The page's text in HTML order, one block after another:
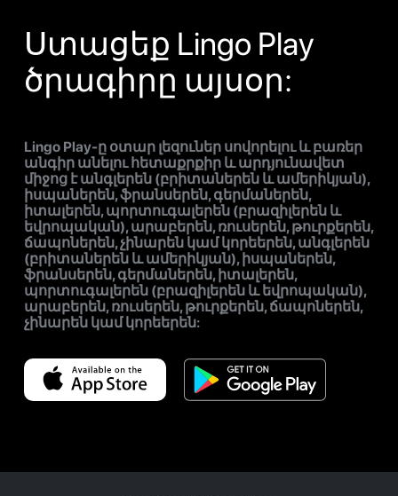
Ստացեք Lingo Play
ծրագիրը այսօր:
Lingo Play-ը օտար լեզուներ սովորելու և բառեր
անգիր անելու հետաքրքիր և արդյունավետ
միջոց է անգլերեն (բրիտաներեն և ամերիկյան),
իսպաներեն, ֆրանսերեն, գերմաներեն,
իտալերեն, պորտուգալերեն (բրազիլերեն և
եվրոպական), արաբերեն, ռուսերեն, թուրքերեն,
ճապոներեն, չինարեն կամ կորեերեն, անգլերեն
(բրիտաներեն և ամերիկյան), իսպաներեն,
ֆրանսերեն, գերմաներեն, իտալերեն,
պորտուգալերեն (բրազիլերեն և եվրոպական),
արաբերեն, ռուսերեն, թուրքերեն, ճապոներեն,
չինարեն կամ կորեերեն: